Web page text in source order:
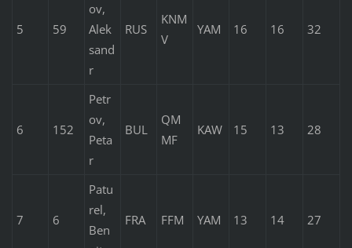
5 59
ov,
Alek
sand
r
RUS
KNM
V
YAM 16 16 32
6 152
Petr
ov,
Peta
r
BUL
QM
MF
KAW 15 13 28
7 6
Patu
rel,
Ben
FRA FFM YAM 13 14 27